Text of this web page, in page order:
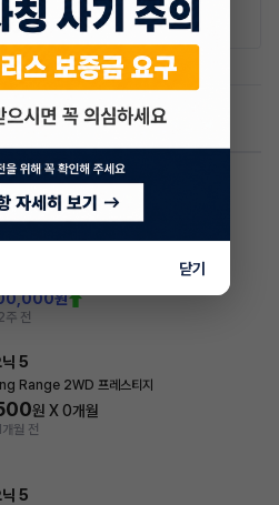
50% 할인
니 실제 정보와 확인해 주세요.
원
주 전
닉 5
Range 2WD 프레스티지
원 X0개월
개월 전
닉 5
닫기